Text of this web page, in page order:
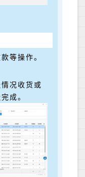
等操作。
况收货或
成。